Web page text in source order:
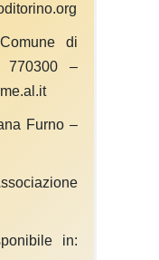
di
770300 –
Furno –
in: